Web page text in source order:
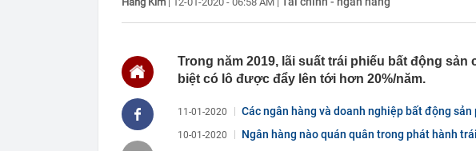
15:25
Tin nhắn “nơi này điên thật” của cựu
AI bên trong OpenAI
Đừng chỉ nhắc đến Paris, châu Âu còn
tích ít ai biết: Bảo sao được bình chọn
15:19
1 tài khoản SeABank chưa từng sử
Trong năm 2019, lãi suất trái phiếu bất động
biệt có lô được đẩy lên tới hơn 20%/năm.
11-01-2020 Các ngân hàng và doanh nghiệp bất động
10-01-2020 Ngân hàng nào quán quân trong phát hành